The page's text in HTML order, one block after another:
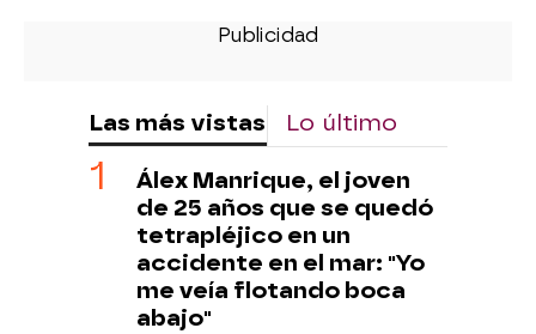
Las más vistas Lo último
Álex Manrique, el joven
de 25 años que se quedó
tetrapléjico en un
accidente en el mar: "Yo
me veía flotando boca
abajo"